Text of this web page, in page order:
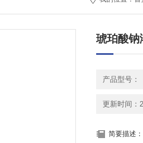
琥珀酸
产品型号：
更新时间：
简要描述：